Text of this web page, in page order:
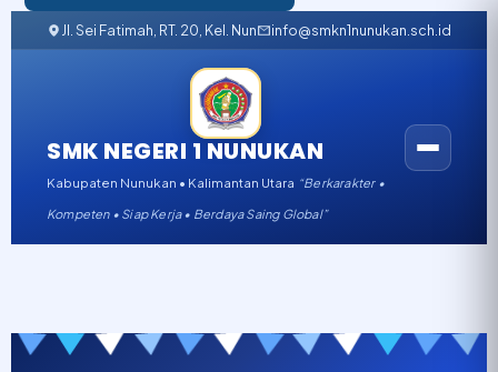
Jl. Sei Fatimah, RT. 20, Kel. Nunukan Barat, Kabupaten Nunukan,
info@smkn1nunukan.sch.id
SMK NEGERI 1 NUNUKAN
Kabupaten Nunukan • Kalimantan Utara “Berkarakter •
Kompeten • Siap Kerja • Berdaya Saing Global”